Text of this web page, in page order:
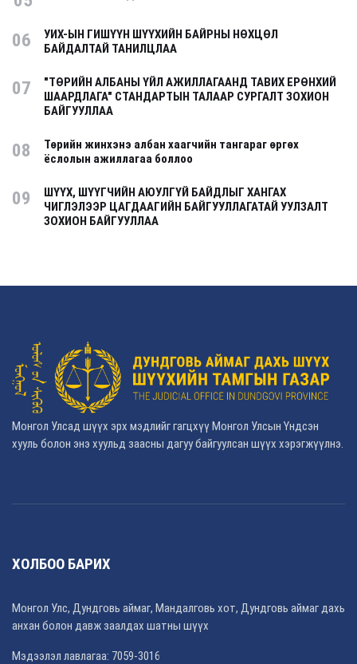
06
УИХ-ЫН ГИШҮҮН ШҮҮХИЙН БАЙРНЫ НӨХЦӨЛ
БАЙДАЛТАЙ ТАНИЛЦЛАА
07
"ТӨРИЙН АЛБАНЫ ҮЙЛ АЖИЛЛАГААНД ТАВИХ ЕРӨНХИЙ
ШААРДЛАГА" СТАНДАРТЫН ТАЛААР СУРГАЛТ ЗОХИОН
БАЙГУУЛЛАА
08
Төрийн жинхэнэ албан хаагчийн тангараг өргөх
ёслолын ажиллагаа боллоо
09
ШҮҮХ, ШҮҮГЧИЙН АЮУЛГҮЙ БАЙДЛЫГ ХАНГАХ
ЧИГЛЭЛЭЭР ЦАГДААГИЙН БАЙГУУЛЛАГАТАЙ УУЛЗАЛТ
ЗОХИОН БАЙГУУЛЛАА
Монгол Улсад шүүх эрх мэдлийг гагцхүү Монгол Улсын Үндсэн
хууль болон энэ хуульд заасны дагуу байгуулсан шүүх хэрэгжүүлнэ.
ХОЛБОО БАРИХ
Монгол Улс, Дундговь аймаг, Мандалговь хот, Дундговь аймаг дахь
анхан болон давж заалдах шатны шүүх
Мэдээлэл лавлагаа: 7059-3016